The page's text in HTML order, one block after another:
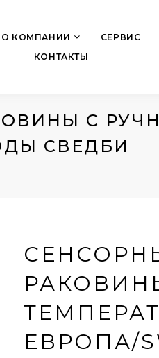
О КОМПАНИИ СЕРВИС
КОНТАКТЫ
С
СВЕДБИ
ЕВРОПА/